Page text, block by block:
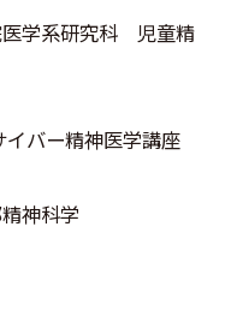
医学系研究科 児童精
イバー精神医学講座
神科学